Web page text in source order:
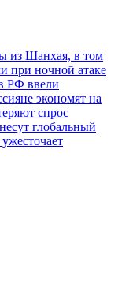
из Шанхая, в том
при ночной атаке
РФ ввели
экономят на
спрос
глобальный